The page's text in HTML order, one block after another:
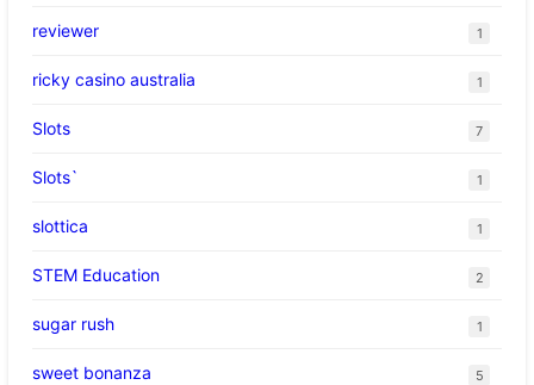
reviewer 1
ricky casino australia 1
Slots 7
Slots` 1
slottica 1
STEM Education 2
sugar rush 1
sweet bonanza 5